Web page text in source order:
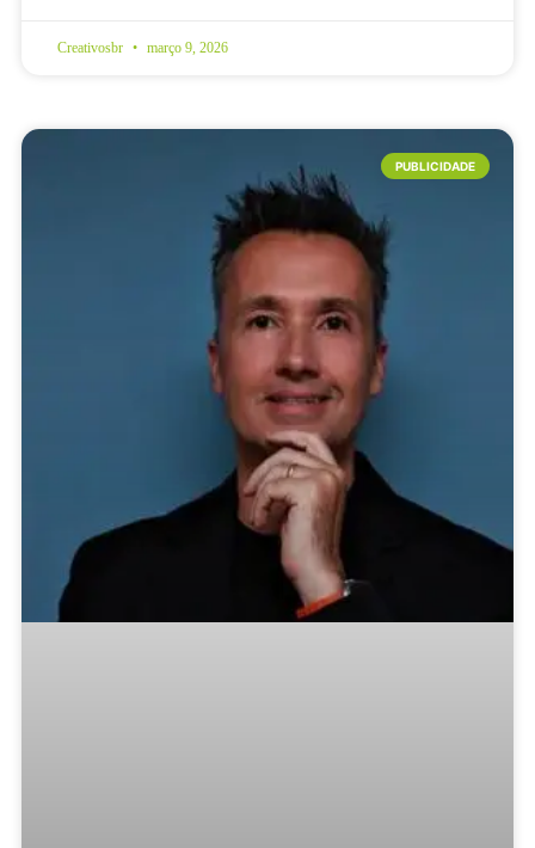
Creativosbr março 9, 2026
PUBLICIDADE